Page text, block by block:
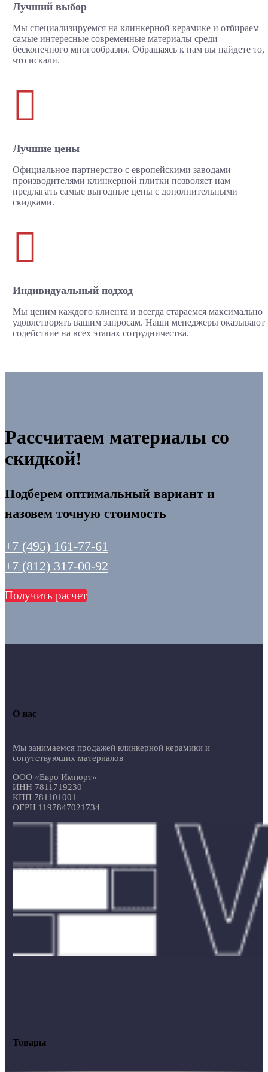
Лучший выбор
Мы специализируемся на клинкерной керамике и отбираем
самые интересные современные материалы среди
бесконечного многообразия. Обращаясь к нам вы найдете то,
что искали.

Лучшие цены
Официальное партнерство с европейскими заводами
производителями клинкерной плитки позволяет нам
предлагать самые выгодные цены с дополнительными
скидками.

Индивидуальный подход
Мы ценим каждого клиента и всегда стараемся максимально
удовлетворять вашим запросам. Наши менеджеры оказывают
содействие на всех этапах сотрудничества.
Рассчитаем материалы со
скидкой!
Подберем оптимальный вариант и
назовем точную стоимость
+7 (495) 161-77-61
+7 (812) 317-00-92
Получить расчет
О нас
Мы занимаемся продажей клинкерной керамики и
сопутствующих материалов
ООО «Евро Импорт»
ИНН 7811719230
КПП 781101001
ОГРН 1197847021734
Товары